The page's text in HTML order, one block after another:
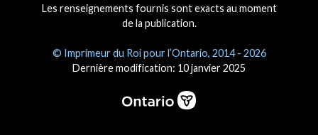
Les renseignements fournis sont exacts au moment
de la publication.
© Imprimeur du Roi pour l’Ontario, 2014 - 2026
Dernière modification: 10 janvier 2025